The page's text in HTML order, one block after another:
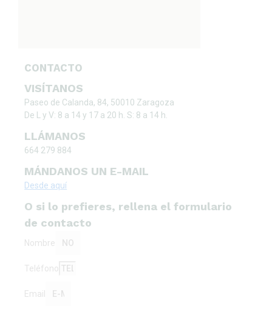
CONTACTO
VISÍTANOS
Paseo de Calanda, 84, 50010 Zaragoza
De L y V: 8 a 14 y 17 a 20 h. S: 8 a 14 h.
LLÁMANOS
664 279 884
MÁNDANOS UN E-MAIL
Desde aquí
O si lo prefieres, rellena el formulario
de contacto
Nombre
Teléfono
Email